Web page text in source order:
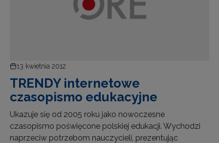
13 kwietnia 2012
TRENDY internetowe
czasopismo edukacyjne
Ukazuje się od 2005 roku jako nowoczesne
czasopismo poświęcone polskiej edukacji. Wychodzi
naprzeciw potrzebom nauczycieli, prezentując